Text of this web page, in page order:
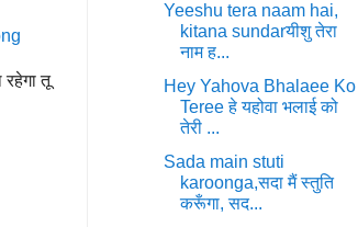
रहेगा तू
Yeeshu tera naam hai,
kitana sundarयीशु तेरा
नाम ह...
Hey Yahova Bhalaee Ko
Teree हे यहोवा भलाई को
तेरी ...
Sada main stuti
karoonga,सदा मैं स्तुति
करूँगा, सद...